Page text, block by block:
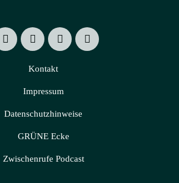
Kontakt
Impressum
Datenschutzhinweise
GRÜNE Ecke
Zwischenrufe Podcast